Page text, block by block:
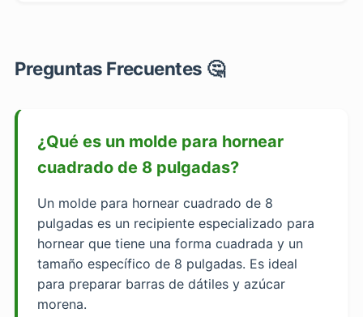
Preguntas Frecuentes 🤔
¿Qué es un molde para hornear
cuadrado de 8 pulgadas?
Un molde para hornear cuadrado de 8
pulgadas es un recipiente especializado para
hornear que tiene una forma cuadrada y un
tamaño específico de 8 pulgadas. Es ideal
para preparar barras de dátiles y azúcar
morena.